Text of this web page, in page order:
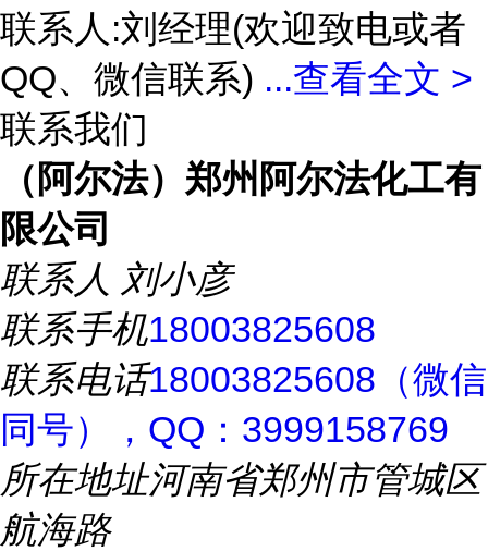
联系人:刘经理(欢迎致电或者
QQ、微信联系) ...查看全文 >
联系我们
（阿尔法）郑州阿尔法化工有
限公司
联系人 刘小彦
联系手机18003825608
联系电话18003825608（微信
同号），QQ：3999158769
所在地址河南省郑州市管城区
航海路